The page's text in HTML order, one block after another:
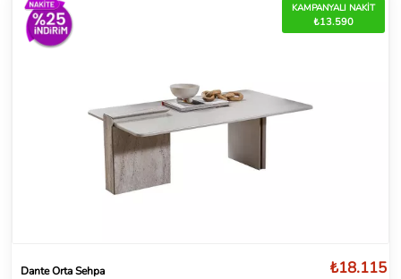
KAMPANYALI NAKİT
₺13.590
Dante Orta Sehpa ₺18.115